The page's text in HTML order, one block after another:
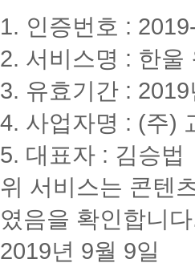
1. 인증번호 :
2. 서비스명 : 한울
3. 유효기간 :
4. 사업자명 : (주)
5. 대표자 : 김승법
위 서비스는 콘텐
였음을 확인합니
2019년 9월 9일